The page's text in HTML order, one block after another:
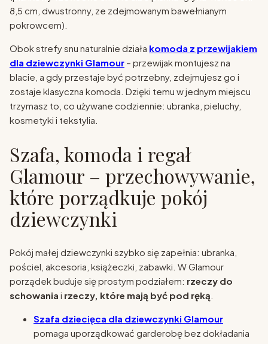
8,5 cm, dwustronny, ze zdejmowanym bawełnianym
pokrowcem).
Obok strefy snu naturalnie działa komoda z przewijakiem
dla dziewczynki Glamour – przewijak montujesz na
blacie, a gdy przestaje być potrzebny, zdejmujesz go i
zostaje klasyczna komoda. Dzięki temu w jednym miejscu
trzymasz to, co używane codziennie: ubranka, pieluchy,
kosmetyki i tekstylia.
Szafa, komoda i regał
Glamour – przechowywanie,
które porządkuje pokój
dziewczynki
Pokój małej dziewczynki szybko się zapełnia: ubranka,
pościel, akcesoria, książeczki, zabawki. W Glamour
porządek buduje się prostym podziałem: rzeczy do
schowania i rzeczy, które mają być pod ręką
Szafa dziecięca dla dziewczynki Glamour
pomaga uporządkować garderobę bez dokładania